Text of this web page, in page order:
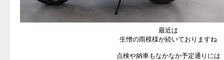
最近は
生憎の雨模様が続いておりますね
点検や納車もなかなか予定通りには